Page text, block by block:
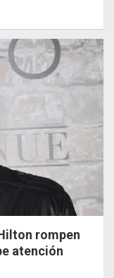
rompen
atención